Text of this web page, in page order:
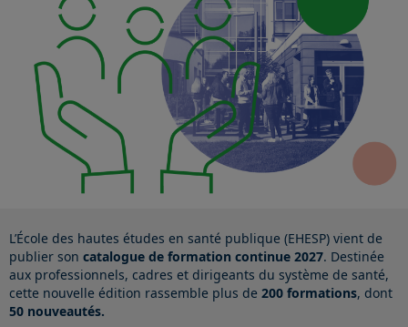
L’École des hautes études en santé publique (EHESP) vient de
publier son catalogue de formation continue 2027. Destinée
aux professionnels, cadres et dirigeants du système de santé,
cette nouvelle édition rassemble plus de 200 formations, dont
50 nouveautés.